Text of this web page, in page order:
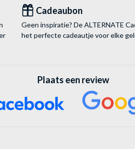
Cadeaubon
Geen inspiratie? De ALTERNATE
het perfecte cadeautje voor elke
Plaats een review